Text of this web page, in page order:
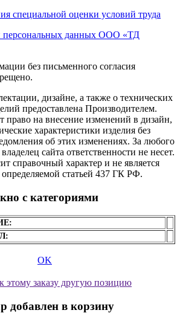
специальной оценки условий труда
персональных данных ООО «ТД
без письменного согласия
дизайне, а также о технических
предоставлена Производителем.
право на внесение изменений в дизайн,
характеристики изделия без
об этих изменениях. За любого
сайта ответственности не несет.
справочный характер и не является
статьей 437 ГК РФ.
с категориями
OK
этому заказу другую позицию
добавлен в корзину